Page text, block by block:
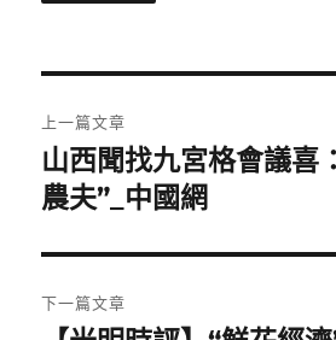
章
導
覽
上一篇文章
上
一
文
章:
山西聞找九宮格會議喜
農夫”_中國網
下一篇文章